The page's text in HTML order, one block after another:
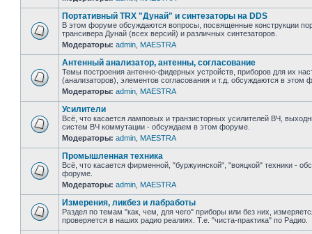
Портативный TRX "Дунай" и синтезаторы на DDS
В этом форуме обсуждаются вопросы, посвященные конструкции
трансивера Дунай (всех версий) и различных синтезаторов.
Модераторы: admin MAESTRA
Антенный анализатор, антенны, согласование
Темы построения антенно-фидерных устройств, приборов для их
(анализаторов), элементов согласования и т.д. обсуждаются в этом
Модераторы: admin MAESTRA
Усилители
Всё, что касается ламповых и транзисторных усилителей ВЧ,
систем ВЧ коммутации - обсуждаем в этом форуме.
Модераторы: admin MAESTRA
Промышленная техника
Всё, что касается фирменной, "буржуинской", "вояцкой" техники -
форуме.
Модераторы: admin MAESTRA
Измерения, ликбез и лабработы
Раздел по темам "как, чем, для чего" приборы или без них,
проверяется в наших радио реалиях. Т.е. "чиста-практика" по Радио.